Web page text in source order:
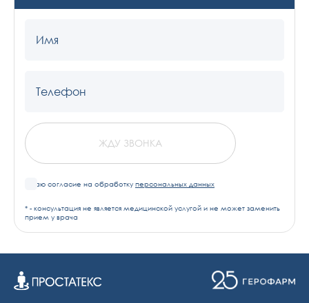
Имя
Телефон
ЖДУ ЗВОНКА
Я даю согласие на обработку персональных данных
* - консультация не является медицинской услугой и не может заменить
прием у врача